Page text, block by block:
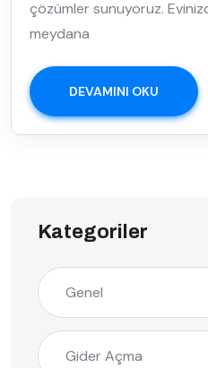
çözümler sunuyoruz.
meydana
DEVAMINI OKU
Kategoriler
Genel
Gider Açma